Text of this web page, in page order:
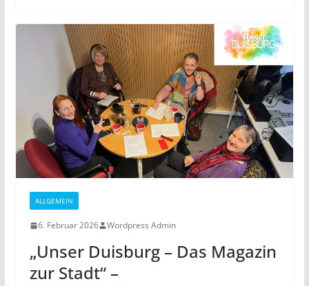
ALLGEMEIN
6. Februar 2026 Wordpress Admin
„Unser Duisburg – Das Magazin
zur Stadt“ –